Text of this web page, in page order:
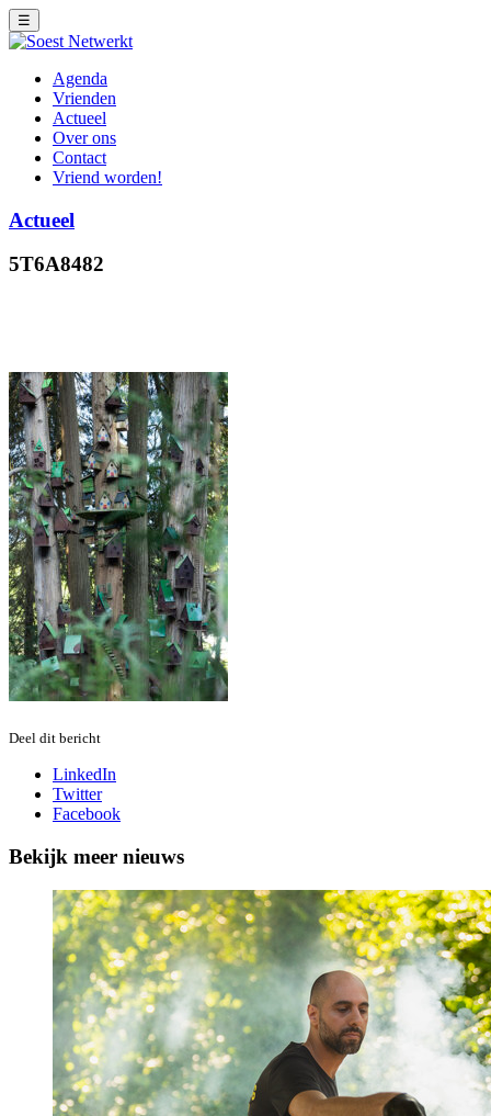
☰
Agenda
Vrienden
Actueel
Over ons
Contact
Vriend worden!
Actueel
5T6A8482
Deel dit bericht
LinkedIn
Twitter
Facebook
Bekijk meer nieuws